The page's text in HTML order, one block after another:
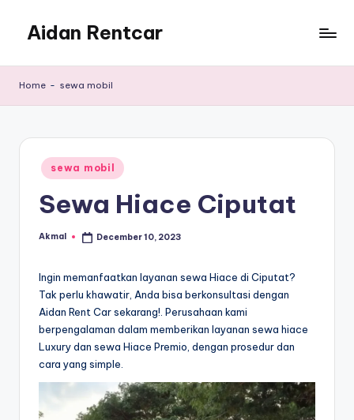
content
Aidan Rentcar
Murah
Home - sewa mobil
Posted
in
sewa mobil
Sewa Hiace Ciputat
Posted
Akmal December 10, 2023
Ingin memanfaatkan layanan sewa Hiace di Ciputat?
Tak perlu khawatir, Anda bisa berkonsultasi dengan
Aidan Rent Car sekarang!. Perusahaan kami
berpengalaman dalam memberikan layanan sewa hiace
Luxury dan sewa Hiace Premio, dengan prosedur dan
cara yang simple.